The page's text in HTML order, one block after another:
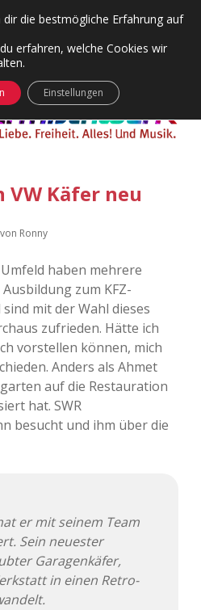
Menü
Chilling
Wende
Disco
mal so
Sinnwahn
Disco
Dates
2010
2011
2012
2013
2014
2017
2018
rss soundcloud
vimeoBluesky
öffnen
VW Käfer neu
von Ronny
haben mehrere
zum KFZ-
mit der Wahl dieses
zufrieden. Hätte ich
vorstellen können, mich
Anders als Ahmet
auf die Restauration
hat. SWR
besucht und ihm über die
er mit seinem Team
Sein neuester
Garagenkäfer,
in einen Retro-
die bestmögliche Erfahrung auf
erfahren, welche Cookies wir
Einstellungen